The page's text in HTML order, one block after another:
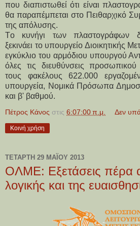
που διαπιστωθεί ότι είναι
θα παραπέμπεται στο Πειθαρχικό
της απόλυσης.
Tο κυνήγι των πλαστογράφων
ξεκινάει το υπουργείο Διοικητικής
εγκύκλιο του αρμόδιου υπουργού
όλες τις διευθύνσεις
τους φακέλους 622.000
υπουργεία, Νομικά Πρόσωπα
και β' βαθμού.
Πέτρος Κάνος στις 6:07:00 π.μ. Δεν
Κοινή χρήση
ΤΕΤΆΡΤΗ 29 ΜΑΪ́ΟΥ 2013
ΟΛΜΕ: Εξετάσεις πέρα
λογικής και της